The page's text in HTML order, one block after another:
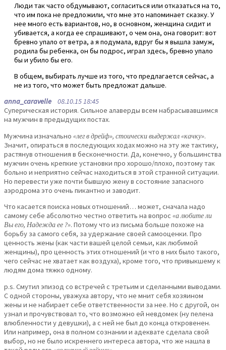
Люди так часто обдумывают, согласиться или отказаться на то,
что им пока не предложили, что мне это напоминает сказку. У
нее много есть вариантов, но, в основном, женщина сидит и
убивается, а когда ее спрашивают, о чем она, она говорит: вот
бревно упало от ветра, а я подумала, вдруг бы я вышла замуж,
родила бы ребенка, он бы подрос, играл здесь, бревно упало
бы и убило бы его.
В общем, выбирать лучше из того, что предлагается сейчас, а
не из того, что может быть предложат дальше.
anna_caravelle 08.10.15 18:45
Суперическая история. Сильное алаверды всем набрасывавшимся
на мужчин в предыдущих постах.
Мужчина изначально «лег в дрейф», стоически выдержал «качку».
Значит, опираться в последующих ходах можно на эту же тактику,
растянув отношения в бесконечности. Да, конечно, у большинства
мужчин очень крепкие установки про хорошо/плохо, поэтому так
больно и неприятно сейчас находиться в этой странной ситуации.
Но перевести уже почти бывшую жену в состояние запасного
аэродрома это очень пикантно и заводит.
Что касается поиска новых отношений… может, сначала надо
самому себе абсолютно честно ответить на вопрос «а любите ли
Вы его, Надежда ее ?». Потому что из письма больше похоже на
борьбу за самого себя, за удержание своей самооценки. Про
ценность жены (как части вашей целой семьи, как любимой
женщины), про ценность этих отношений (и что в них было такого,
чего сейчас не хватает как воздуха), кроме того, что привыкшему к
людям дома тяжко одному.
p.s. Смутил эпизод со встречей с третьим и сделанными выводами.
С одной стороны, уважуха автору, что не мнит себя хозяином
жены и не набирает себе ответственности за нее. Но с другой, он
узнал и прочувствовал то, что возможно ей невдомек (ну пелена
влюбленности у девушки), а с ней не был до конца откровенен.
Или например, она в полном сознании и адеквате сделала свой
выбор, но не было искреннего интереса автора, что же нашла в